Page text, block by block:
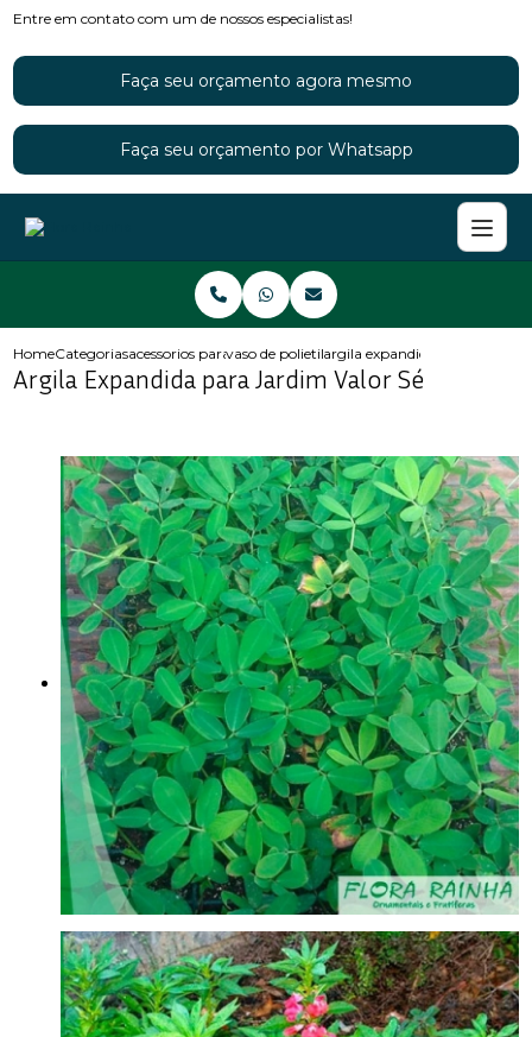
Entre em contato com um de nossos especialistas!
Faça seu orçamento agora mesmo
Faça seu orçamento por Whatsapp
HomeCategoriasacessorios para jardinsvaso de polietileno para jardim
argila expandida para jardim
Argila Expandida para Jardim Valor Sé